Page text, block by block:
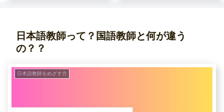
日本語教師って？国語教師と何が違う
の？？
日本語教師をめざす方